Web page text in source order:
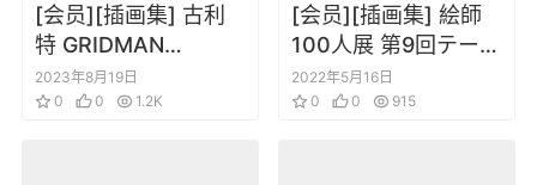
[会员][插画集] 古利
特 GRIDMAN
UNIVERSE Memorial
Illustration Book
2023年8月19日
0
0 1.2K
[会员][插画集] 絵師
100人展 第9回テーマ
「时代」
2022年5月16日
0
0 915